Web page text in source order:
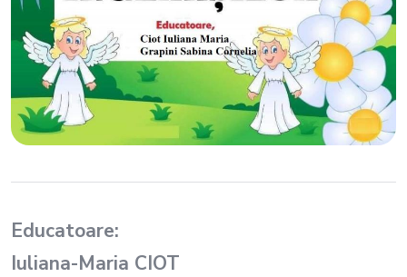
Educatoare:
Iuliana-Maria CIOT